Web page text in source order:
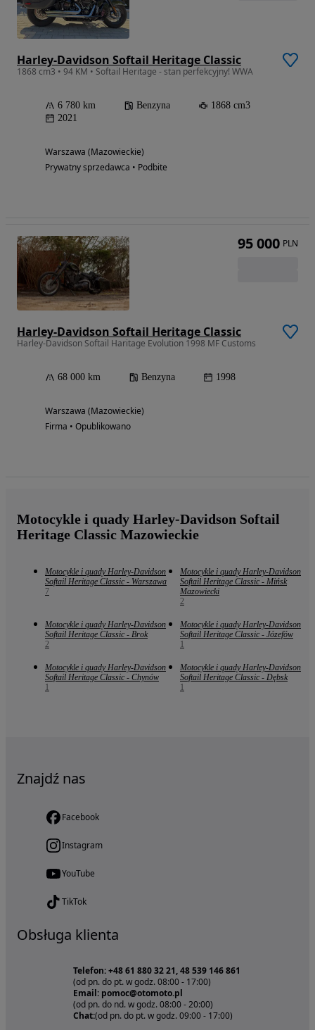
Harley-Davidson Softail Heritage Classic
1868 cm3 • 94 KM • Softail Heritage - stan perfekcyjny! WWA
6 780 km Benzyna
1868 cm3
2021
Warszawa (Mazowieckie)
Prywatny sprzedawca • Podbite
Harley-Davidson Softail Heritage Classic
Harley-Davidson Softail Haritage Evolution 1998 MF Customs
68 000 km Benzyna 1998
Warszawa (Mazowieckie)
Firma • Opublikowano
95 000 PLN
Motocykle i quady Harley-Davidson Softail
Heritage Classic Mazowieckie
Motocykle i quady Harley-Davidson
Softail Heritage Classic - Warszawa
7
Motocykle i quady Harley-Davidson
Softail Heritage Classic - Mińsk
Mazowiecki
2
Motocykle i quady Harley-Davidson
Softail Heritage Classic - Brok
2
Motocykle i quady Harley-Davidson
Softail Heritage Classic - Józefów
1
Motocykle i quady Harley-Davidson
Softail Heritage Classic - Chynów
1
Motocykle i quady Harley-Davidson
Softail Heritage Classic - Dębsk
1
Znajdź nas
Facebook
Instagram
YouTube
TikTok
Obsługa klienta
Telefon: +48 61 880 32 21, 48 539 146 861
(od pn. do pt. w godz. 08:00 - 17:00)
Email: pomoc@otomoto.pl
(od pn. do nd. w godz. 08:00 - 20:00)
Chat:(od pn. do pt. w godz. 09:00 - 17:00)